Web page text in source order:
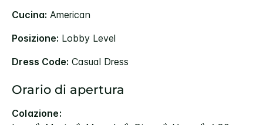
Cucina: American
Posizione: Lobby Level
Dress Code: Casual Dress
Orario di apertura
Colazione: